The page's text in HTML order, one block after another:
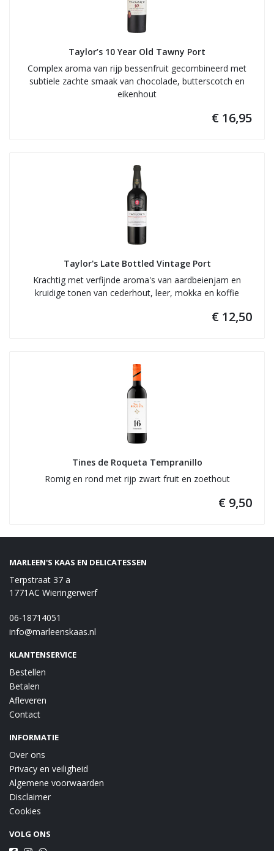
Taylor’s 10 Year Old Tawny Port
Complex aroma van rijp bessenfruit gecombineerd met
subtiele zachte smaak van chocolade, butterscotch en
eikenhout
€ 16,95
Taylor's Late Bottled Vintage Port
Krachtig met verfijnde aroma's van aardbeienjam en
kruidige tonen van cederhout, leer, mokka en koffie
€ 12,50
Tines de Roqueta Tempranillo
Romig en rond met rijp zwart fruit en zoethout
€ 9,50
MARLEEN'S KAAS EN DELICATESSEN
Terpstraat 37 a
1771AC Wieringerwerf
06-18714051
info@marleenskaas.nl
KLANTENSERVICE
Bestellen
Betalen
Afleveren
Contact
INFORMATIE
Over ons
Privacy en veiligheid
Algemene voorwaarden
Disclaimer
Cookies
VOLG ONS